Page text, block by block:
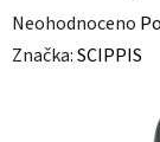
Průměrné
hodnocení
Neohodnoceno
Značka:SCIPPIS